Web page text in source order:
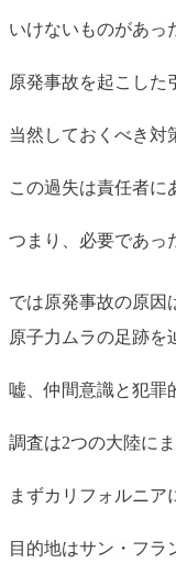
いけないものがあっ
原発事故を起こした
当然しておくべき対
この過失は責任者に
つまり、必要であっ
では原発事故の原因
原子力ムラの足跡を
嘘、仲間意識と犯罪
調査は2つの大陸にま
まずカリフォルニア
目的地はサン・フラ